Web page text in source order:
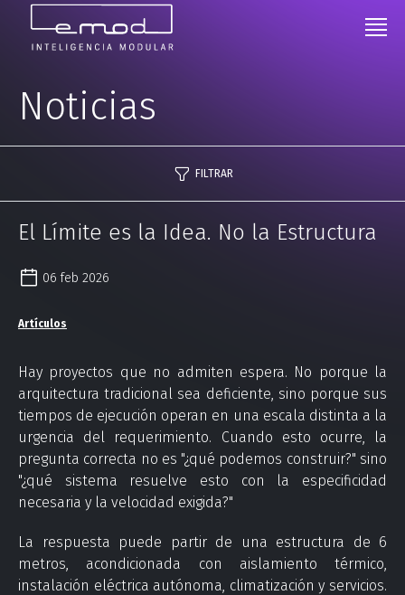
Noticias
FILTRAR
El Límite es la Idea. No la Estructura
06 feb 2026
Artículos
Hay proyectos que no admiten espera. No porque la
arquitectura tradicional sea deficiente, sino porque sus
tiempos de ejecución operan en una escala distinta a la
urgencia del requerimiento. Cuando esto ocurre, la
pregunta correcta no es "¿qué podemos construir?" sino
"¿qué sistema resuelve esto con la especificidad
necesaria y la velocidad exigida?"
La respuesta puede partir de una estructura de 6
metros, acondicionada con aislamiento térmico,
instalación eléctrica autónoma, climatización y servicios.